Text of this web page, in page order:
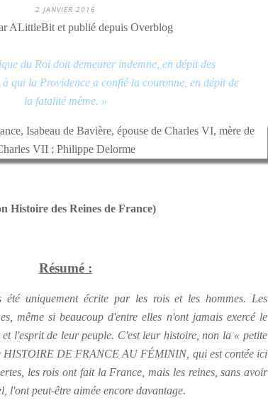
2 JANVIER 2016
ALittleBit et publié depuis Overblog
du Roi doit demeurer indemne, en dépit des
qui la Providence a confié la couronne, en dépit de
la fatalité même. »
Histoire des Reines de France)
Résumé :
uniquement écrite par les rois et les hommes. Les
même si beaucoup d'entre elles n'ont jamais exercé le
et l'esprit de leur peuple. C'est leur histoire, non la « petite
HISTOIRE DE FRANCE AU FÉMININ, qui est contée ici
les rois ont fait la France, mais les reines, sans avoir
l'ont peut-être aimée encore davantage.